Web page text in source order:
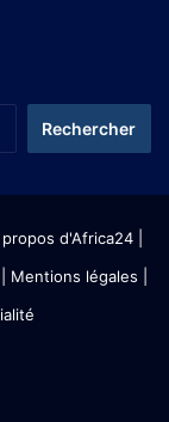
d'Africa24|
| Mentions légales